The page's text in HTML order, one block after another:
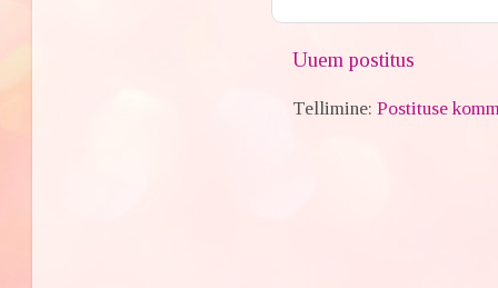
Uuem postitus
Tellimine:Postituse